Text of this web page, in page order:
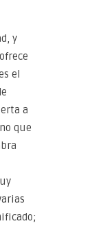
y
el
a
que